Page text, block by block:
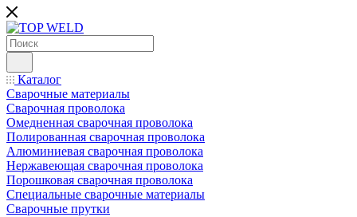
Каталог
Сварочные материалы
Сварочная проволока
Омедненная сварочная проволока
Полированная сварочная проволока
Алюминиевая сварочная проволока
Нержавеющая сварочная проволока
Порошковая сварочная проволока
Специальные сварочные материалы
Сварочные прутки